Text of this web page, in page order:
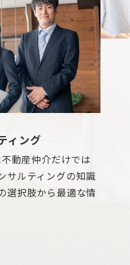
ィング
動産仲介だけでは
サルティングの知識
選択肢から最適な情